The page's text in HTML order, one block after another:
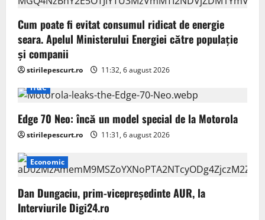
Cum poate fi evitat consumul ridicat de energie
seara. Apelul Ministerului Energiei către populație
și companii
stirilepescurt.ro
11:32, 6 august 2026
IT&C
Edge 70 Neo: încă un model special de la Motorola
stirilepescurt.ro 11:31, 6 august 2026
Economic
Dan Dungaciu, prim-vicepreședinte AUR, la
Interviurile Digi24.ro